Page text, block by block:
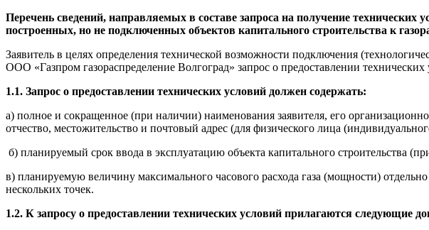
Перечень сведений, направляемых в составе запроса на получение
построенных, но не подключенных объектов капитального строительства к
Заявитель в целях определения технической возможности подключения
ООО «Газпром газораспределение Волгоград» запрос о предоставлении технических
1.1. Запрос о предоставлении технических условий должен содержать:
а) полное и сокращенное (при наличии) наименования заявителя, его
отчество, местожительство и почтовый адрес (для физического лица
б) планируемый срок ввода в эксплуатацию объекта капитального строительства
в) планируемую величину максимального часового расхода газа (мощности)
нескольких точек.
1.2. К запросу о предоставлении технических условий прилагаются следующие